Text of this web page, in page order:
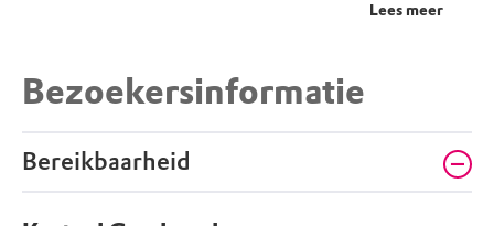
Lees meer
Bezoekersinformatie
Bereikbaarheid